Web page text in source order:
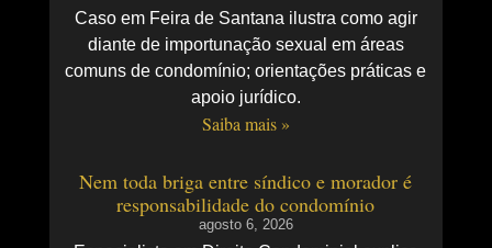
Caso em Feira de Santana ilustra como agir
diante de importunação sexual em áreas
comuns de condomínio; orientações práticas e
apoio jurídico.
Saiba mais »
Nem toda briga entre síndico e morador é
responsabilidade do condomínio
agosto 6, 2026